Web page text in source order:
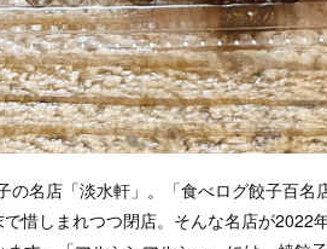
名店「淡水軒」。「食べログ餃子百名
惜しまれつつ閉店。そんな名店が2022